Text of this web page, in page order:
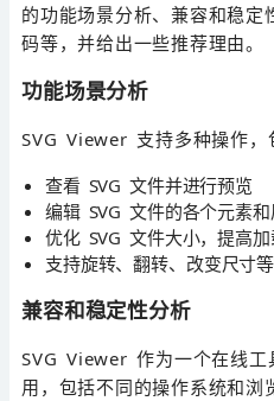
的功能场景分析、兼容和稳
码等，并给出一些推荐理由。
功能场景分析
SVG Viewer 支持多种操作，
查看 SVG 文件并进行预览
编辑 SVG 文件的各个元素
优化 SVG 文件大小，提高
支持旋转、翻转、改变尺寸
兼容和稳定性分析
SVG Viewer 作为一个在线工
用，包括不同的操作系统和